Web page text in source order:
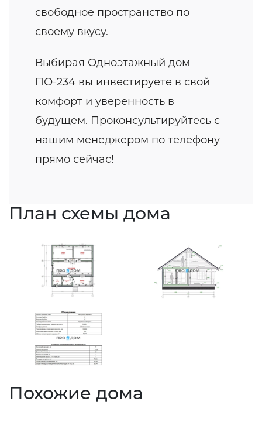
свободное пространство по
своему вкусу.
Выбирая Одноэтажный дом
ПО-234 вы инвестируете в свой
комфорт и уверенность в
будущем. Проконсультируйтесь с
нашим менеджером по телефону
прямо сейчас!
План схемы дома
Похожие дома